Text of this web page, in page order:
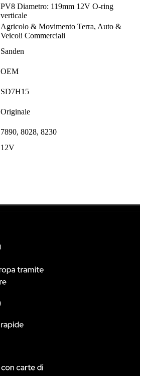
PV8 Diametro: 119mm 12V O-ring
verticale
Agricolo & Movimento Terra, Auto &
Veicoli Commerciali
Sanden
OEM
SD7H15
Originale
7890, 8028, 8230
12V